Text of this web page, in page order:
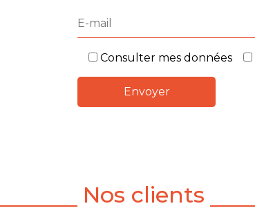
Consulter mes données
Nos clients